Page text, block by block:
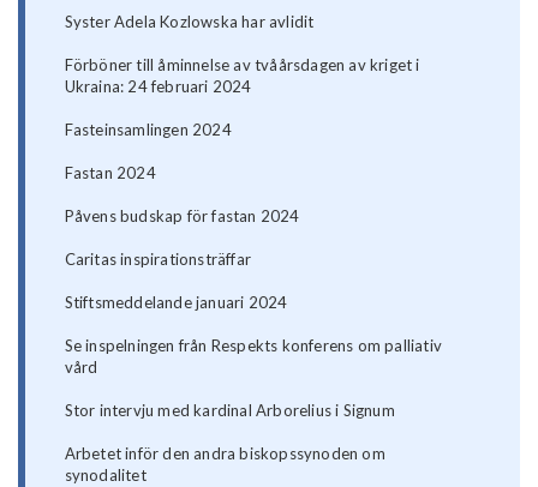
Syster Adela Kozlowska har avlidit
Förböner till åminnelse av tvåårsdagen av kriget i
Ukraina: 24 februari 2024
Fasteinsamlingen 2024
Fastan 2024
Påvens budskap för fastan 2024
Caritas inspirationsträffar
Stiftsmeddelande januari 2024
Se inspelningen från Respekts konferens om palliativ
vård
Stor intervju med kardinal Arborelius i Signum
Arbetet inför den andra biskopssynoden om
synodalitet